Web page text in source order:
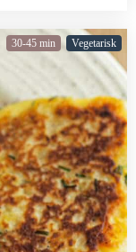
30-45 min Vegetarisk